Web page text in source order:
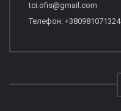
tci.ofis@gmail.com
Телефон: +380981071324